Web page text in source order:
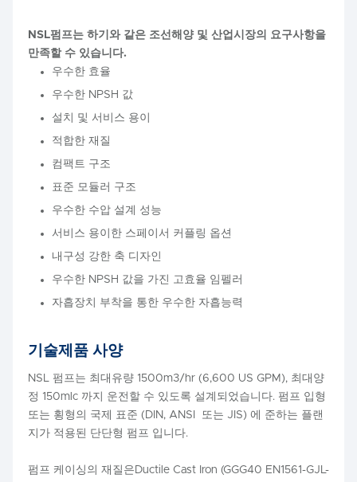
NSL펌프는 하기와 같은 조선해양 및 산업시장의 요구사항을
만족할 수 있습니다.
우수한 효율
우수한 NPSH 값
설치 및 서비스 용이
적합한 재질
컴팩트 구조
표준 모듈러 구조
우수한 수압 설계 성능
서비스 용이한 스페이서 커플링 옵션
내구성 강한 축 디자인
우수한 NPSH 값을 가진 고효율 임펠러
자흡장치 부착을 통한 우수한 자흡능력
기술제품 사양
NSL 펌프는 최대유량 1500m3/hr (6,600 US GPM), 최대양
정 150mlc 까지 운전할 수 있도록 설계되었습니다. 펌프 입형
또는 횡형의 국제 표준 (DIN, ANSI 또는 JIS) 에 준하는 플랜
지가 적용된 단단형 펌프 입니다.
펌프 케이싱의 재질은Ductile Cast Iron (GGG40 EN1561-GJL-